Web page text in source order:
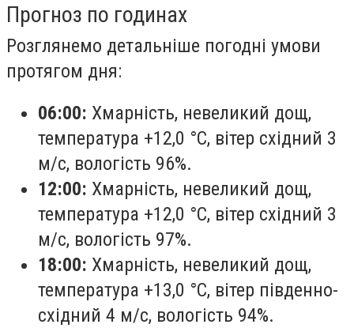
Прогноз по годинах
Розглянемо детальніше погодні умови
протягом дня:
06:00: Хмарність, невеликий дощ,
температура +12,0 °C, вітер східний 3
м/с, вологість 96%.
12:00: Хмарність, невеликий дощ,
температура +12,0 °C, вітер східний 3
м/с, вологість 97%.
18:00: Хмарність, невеликий дощ,
температура +13,0 °C, вітер південно-
східний 4 м/с, вологість 94%.